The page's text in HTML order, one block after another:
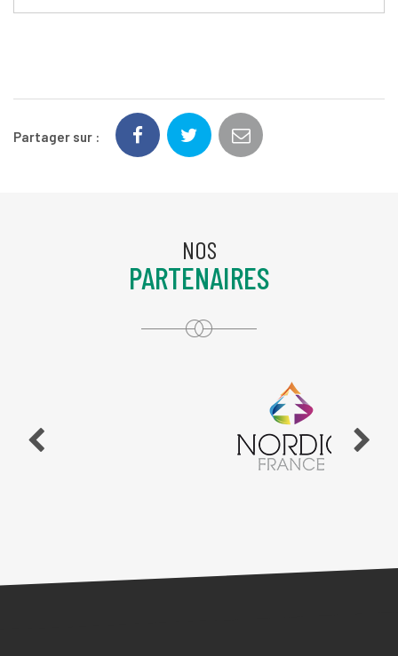
Partager sur :
NOS
PARTENAIRES